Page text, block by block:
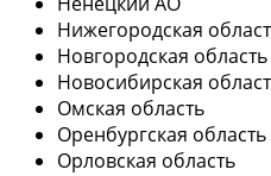
Нижегородская
Новгородская область
Новосибирская
Омская область
Оренбургская область
Орловская область